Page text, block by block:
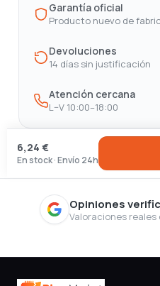
Garantía oficial
Producto nuevo de
Devoluciones
14 días sin justificación
Atención cercana
L–V 10:00–18:00
6,24 €
En stock · Envío 24h
Opiniones
Valoraciones